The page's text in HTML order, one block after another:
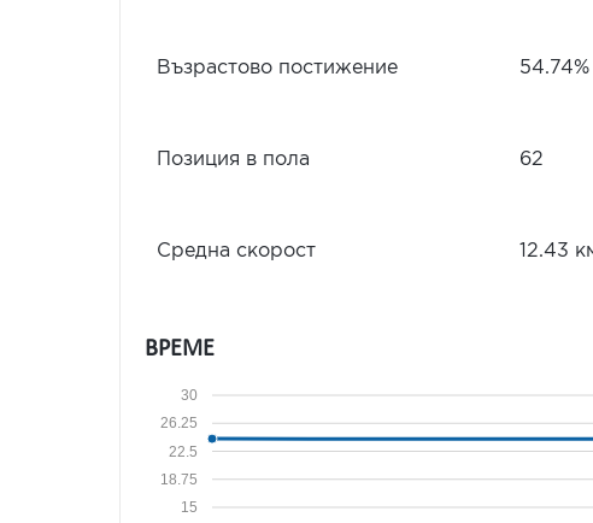
Възрастово постижение 54.74%
Позиция в пола 62
Средна скорост 12.43
ВРЕМЕ
15
18.75
22.5
26.25
30